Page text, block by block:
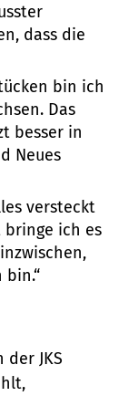
dass die
bin ich
Das
besser in
Neues
versteckt
ich es
der JKS